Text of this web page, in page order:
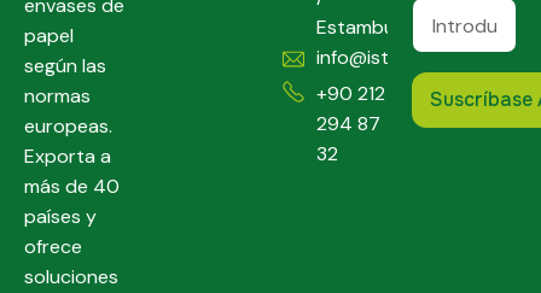
envases de
papel
según las
normas
europeas.
Exporta a
más de 40
países y
ofrece
soluciones
Estambul
info@istpack.com
+90 212
294 87
32